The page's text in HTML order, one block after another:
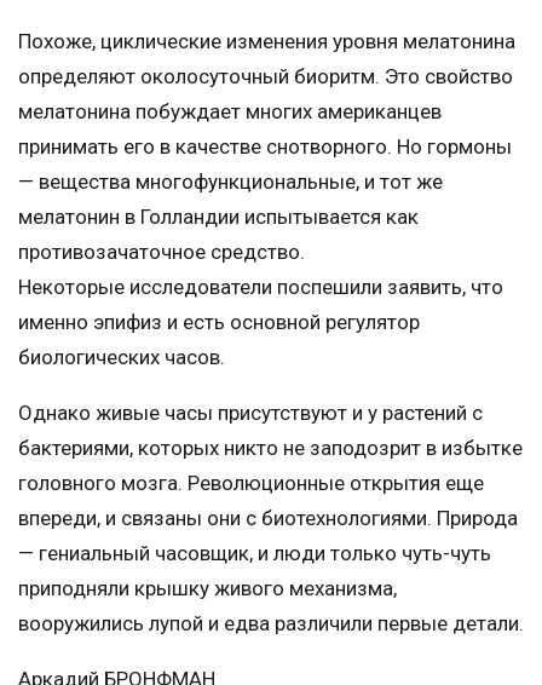
Похоже, циклические изменения уровня мелатонина
определяют околосуточный биоритм. Это свойство
мелатонина побуждает многих американцев
принимать его в качестве снотворного. Но гормоны
— вещества многофункциональные, и тот же
мелатонин в Голландии испытывается как
противозачаточное средство.
Некоторые исследователи поспешили заявить, что
именно эпифиз и есть основной регулятор
биологических часов.
Однако живые часы присутствуют и у растений с
бактериями, которых никто не заподозрит в избытке
головного мозга. Революционные открытия еще
впереди, и связаны они с биотехнологиями. Природа
— гениальный часовщик, и люди только чуть-чуть
приподняли крышку живого механизма,
вооружились лупой и едва различили первые детали.
Аркадий БРОНФМАН